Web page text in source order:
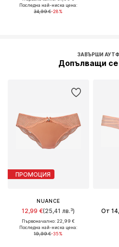
Последна най-ниска цена:
34,99 €-28%
ЗАВЪРШИ
Допълващи се
ПРОМОЦИЯ
NUANCE
12,99 €(25,41 лв.³)
Първоначално: 22,99 €
Последна най-ниска цена:
19,99 €-35%
От